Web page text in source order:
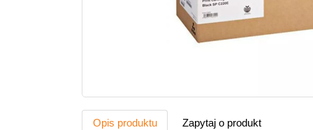
Opis produktu Zapytaj o produkt